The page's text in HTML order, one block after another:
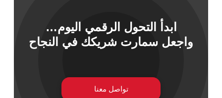
ابدأ التحول الرقمي اليوم…
واجعل سمارت شريكك في النجاح
تواصل معنا